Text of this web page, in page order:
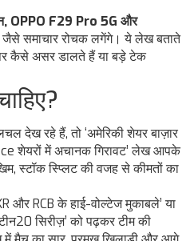
OPPO F29 Pro 5G और
जैसे समाचार रोचक लगेंगे। ये लेख बताते
कैसे असर डालते हैं या बड़े टेक
देख रहे हैं, तो ‘अमेरिकी शेयर बाज़ार
शेयरों में अचानक गिरावट’ लेख आपके
स्टॉक स्प्लिट की वजह से कीमतों का
और RCB के हाई-वोल्टेज मुकाबले’ या
सिरीज़’ को पढ़कर टीम की